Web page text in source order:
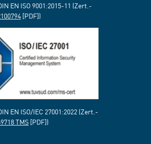
EN ISO 9001:2015-11 (Zert.-
[PDF])
EN ISO/IEC 27001:2022 (Zert.-
TMS[PDF])